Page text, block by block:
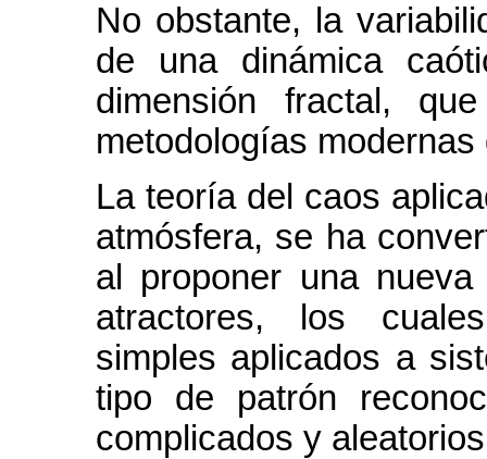
No obstante, la
de una dinámica
dimensión fractal,
metodologías
La teoría del caos
atmósfera, se ha
al proponer una
atractores, los
simples aplicados a
tipo de patrón
complicados y